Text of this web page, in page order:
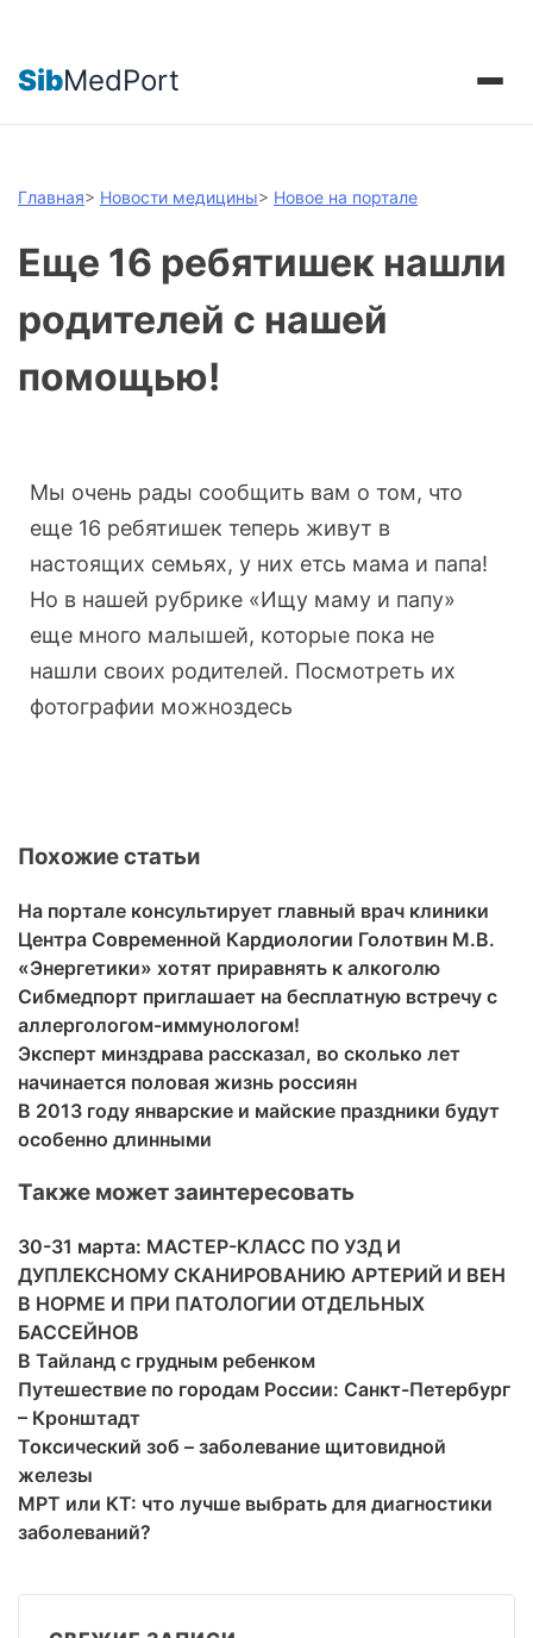
SibMedPort
Главная> Новости медицины> Новое на портале
Еще 16 ребятишек нашли
родителей с нашей
помощью!
Мы очень рады сообщить вам о том, что
еще 16 ребятишек теперь живут в
настоящих семьях, у них етсь мама и папа!
Но в нашей рубрике «Ищу маму и папу»
еще много малышей, которые пока не
нашли своих родителей. Посмотреть их
фотографии можноздесь
Похожие статьи
На портале консультирует главный врач клиники
Центра Современной Кардиологии Голотвин М.В.
«Энергетики» хотят приравнять к алкоголю
Сибмедпорт приглашает на бесплатную встречу с
аллергологом-иммунологом!
Эксперт минздрава рассказал, во сколько лет
начинается половая жизнь россиян
В 2013 году январские и майские праздники будут
особенно длинными
Также может заинтересовать
30-31 марта: МАСТЕР-КЛАСС ПО УЗД И
ДУПЛЕКСНОМУ СКАНИРОВАНИЮ АРТЕРИЙ И ВЕН
В НОРМЕ И ПРИ ПАТОЛОГИИ ОТДЕЛЬНЫХ
БАССЕЙНОВ
В Тайланд с грудным ребенком
Путешествие по городам России: Санкт-Петербург
– Кронштадт
Токсический зоб – заболевание щитовидной
железы
МРТ или КТ: что лучше выбрать для диагностики
заболеваний?